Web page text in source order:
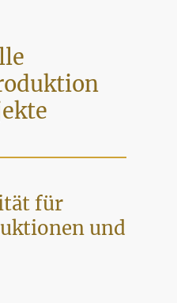
für
und